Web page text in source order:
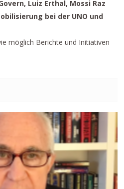
Luiz Erthal, Mossi Raz
bei der UNO und
möglich Berichte und Initiativen